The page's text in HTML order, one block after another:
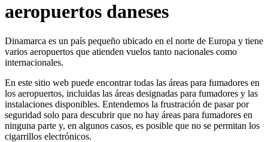
aeropuertos daneses
Dinamarca es un país pequeño ubicado en el norte de Europa y tiene
varios aeropuertos que atienden vuelos tanto nacionales como
internacionales.
En este sitio web puede encontrar todas las áreas para fumadores en
los aeropuertos, incluidas las áreas designadas para fumadores y las
instalaciones disponibles. Entendemos la frustración de pasar por
seguridad solo para descubrir que no hay áreas para fumadores en
ninguna parte y, en algunos casos, es posible que no se permitan los
cigarrillos electrónicos.